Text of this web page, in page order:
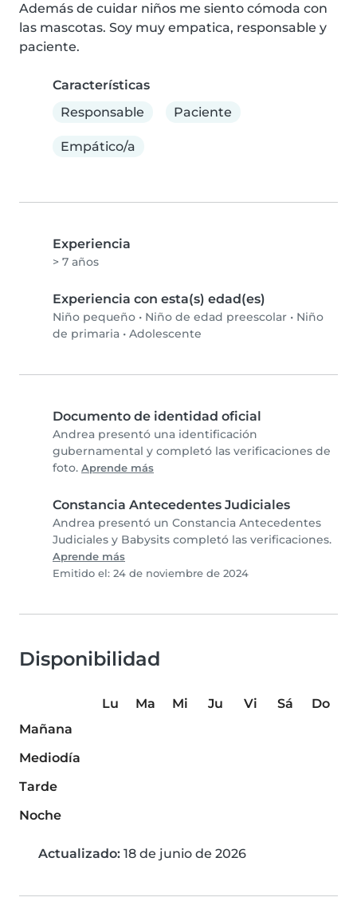
Además de cuidar niños me siento cómoda con
las mascotas. Soy muy empatica, responsable y
paciente.
Características
Responsable
Paciente
Empático/a
Experiencia
> 7 años
Experiencia con esta(s) edad(es)
Niño pequeño • Niño de edad preescolar • Niño
de primaria • Adolescente
Documento de identidad oficial
Andrea presentó una identificación
gubernamental y completó las verificaciones de
foto. Aprende más
Constancia Antecedentes Judiciales
Andrea presentó un Constancia Antecedentes
Judiciales y Babysits completó las verificaciones.
Aprende más
Emitido el: 24 de noviembre de 2024
Disponibilidad
Lu Ma Mi Ju Vi Sá
Do
Mañana
Mediodía
Tarde
Noche
Actualizado: 18 de junio de 2026